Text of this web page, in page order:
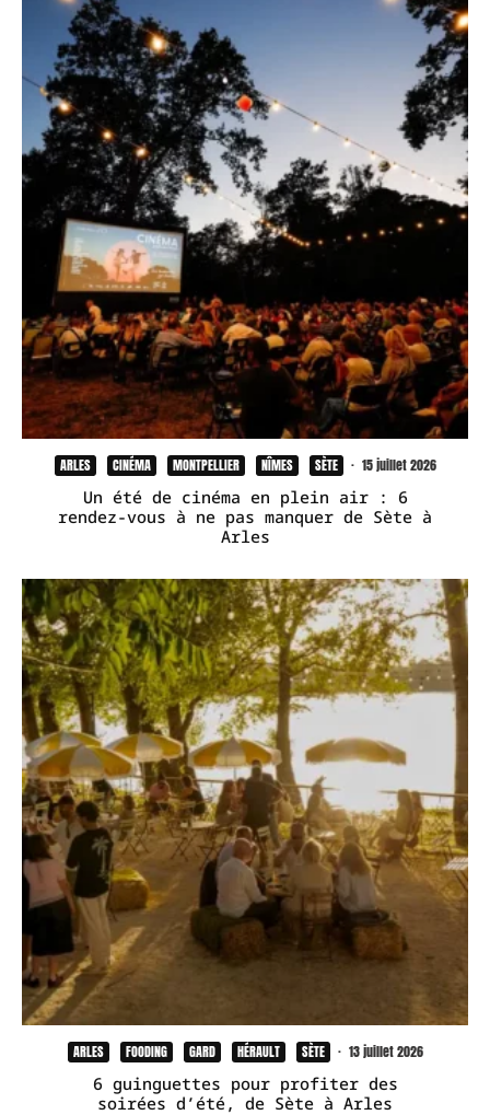
ARLES CINÉMA MONTPELLIER NÎMES SÈTE · 15 juillet 2026
Un été de cinéma en plein air : 6
rendez-vous à ne pas manquer de Sète à
Arles
ARLES FOODING GARD HÉRAULT SÈTE · 13 juillet 2026
6 guinguettes pour profiter des
soirées d’été, de Sète à Arles